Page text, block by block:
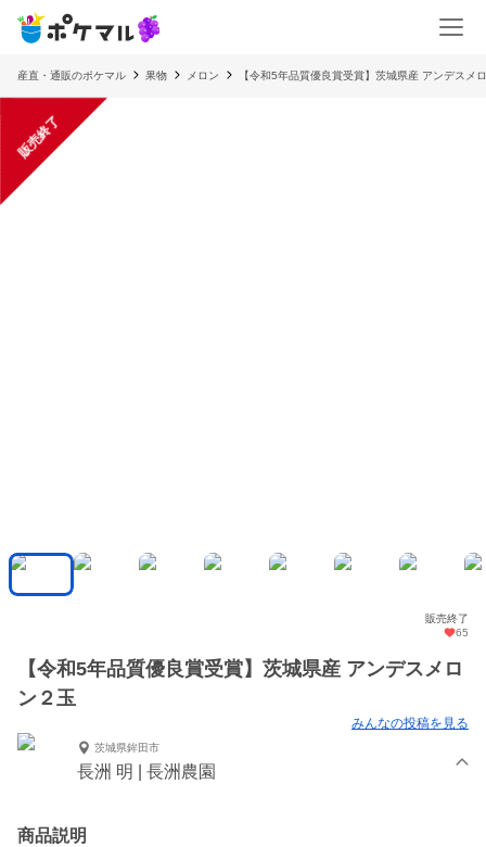
産直・通販のポケマル 果物 メロン 【令和5年品質優良賞受賞】茨城県産 アンデスメ
販売終了
販売終了
65
【令和5年品質優良賞受賞】茨城県産 アンデスメロ
ン２玉
みんなの投稿を見る
茨城県鉾田市
長洲 明 | 長洲農園
商品説明